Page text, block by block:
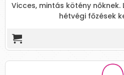
Vicces, mintás kötény
hétvégi főzések